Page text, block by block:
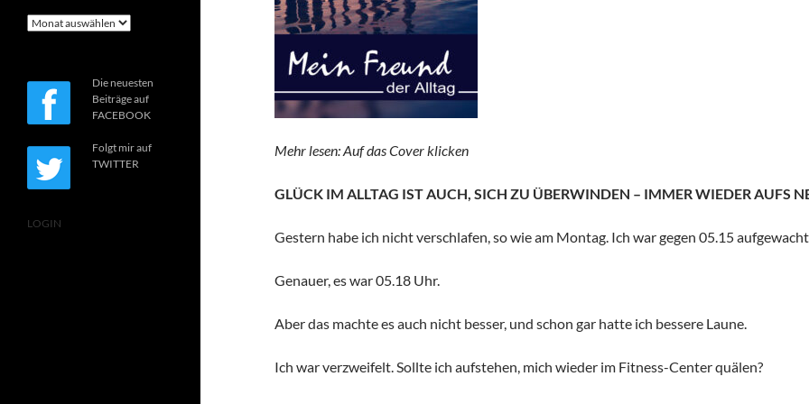
Mehr lesen: Auf das Cover klicken
GLÜCK IM ALLTAG IST AUCH, SICH ZU ÜBERWINDEN – IMMER WIEDER AUFS
Gestern habe ich nicht verschlafen, so wie am Montag. Ich war gegen 05.15
Genauer, es war 05.18 Uhr.
Aber das machte es auch nicht besser, und schon gar hatte ich bessere Laune.
Ich war verzweifelt. Sollte ich aufstehen, mich wieder im Fitness-Center quälen?
Archiv
Die neuesten
Beiträge auf
FACEBOOK
Folgt mir auf
TWITTER
LOGIN